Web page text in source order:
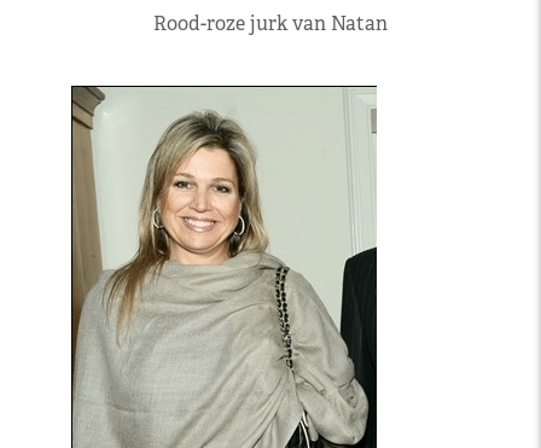
Rood-roze jurk van Natan